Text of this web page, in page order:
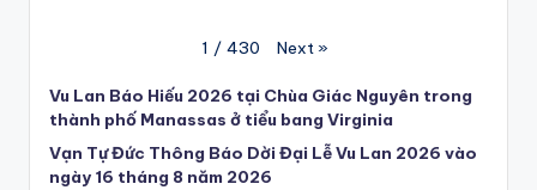
1 / 430 Next »
Vu Lan Báo Hiếu 2026 tại Chùa Giác Nguyên trong
thành phố Manassas ở tiểu bang Virginia
Vạn Tự Đức Thông Báo Dời Đại Lễ Vu Lan 2026 vào
ngày 16 tháng 8 năm 2026